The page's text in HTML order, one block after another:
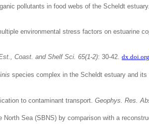
pollutants in food webs of the Scheldt estuary.
environmental stress factors on estuarine
Coast. and Shelf Sci. 65(1-2): 30-42.
species complex in the Scheldt estuary and
to contaminant transport. Geophys. Res.
Sea (SBNS) by comparison with a